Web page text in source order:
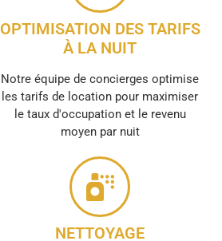
OPTIMISATION DES TARIFS
À LA NUIT
Notre équipe de concierges optimise
les tarifs de location pour maximiser
le taux d'occupation et le revenu
moyen par nuit
NETTOYAGE